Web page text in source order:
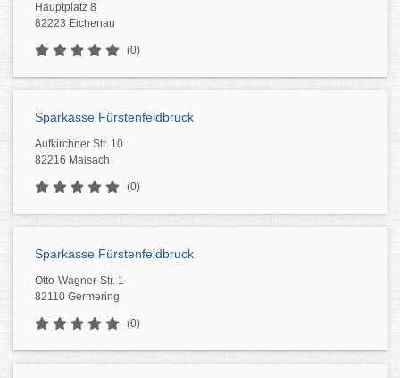
Hauptplatz 8
82223 Eichenau
(0)
Sparkasse Fürstenfeldbruck
Aufkirchner Str. 10
82216 Maisach
(0)
Sparkasse Fürstenfeldbruck
Otto-Wagner-Str. 1
82110 Germering
(0)